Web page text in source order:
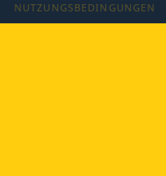
NUTZUNGSBEDINGUNGEN